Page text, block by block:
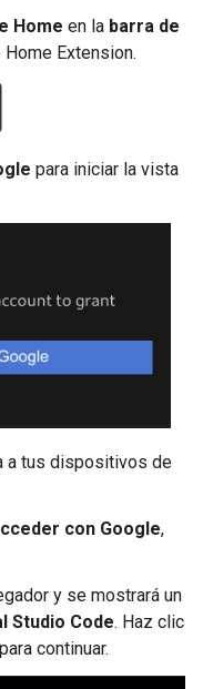
Home en la barra de
Home Extension.
para iniciar la vista
a tus dispositivos de
con Google,
y se mostrará un
Studio Code. Haz clic
para continuar.